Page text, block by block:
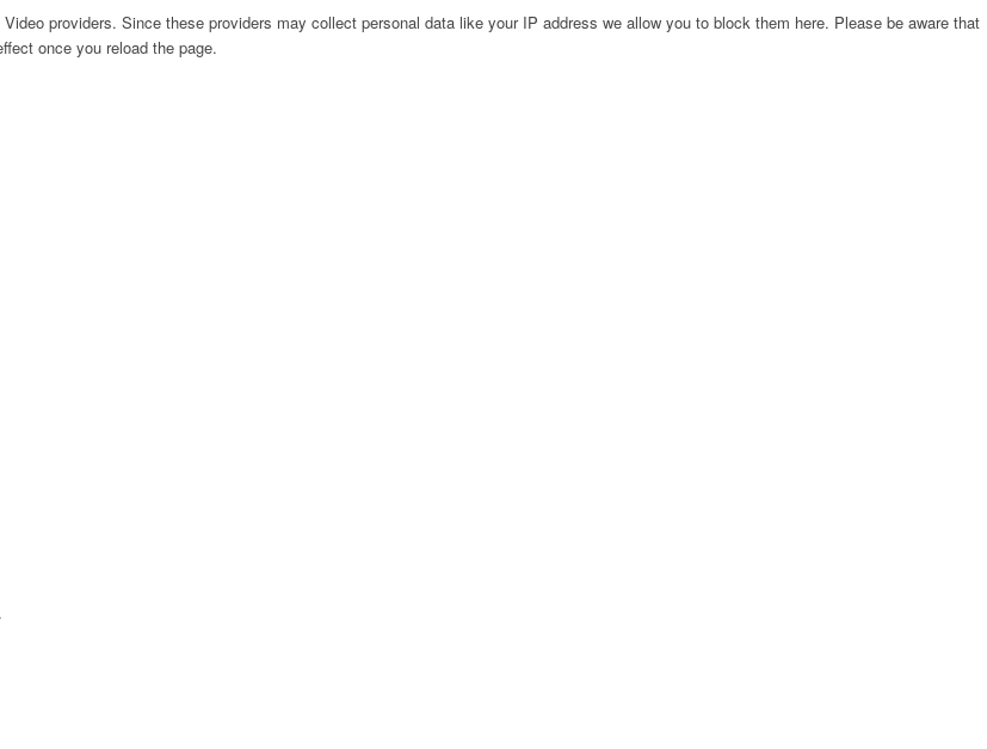
providers. Since these providers may collect personal data like your IP address we allow you to block them here. Please be aware that
once you reload the page.